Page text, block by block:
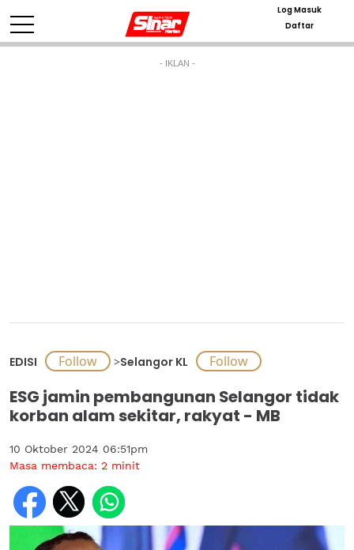
Log Masuk
Daftar
- IKLAN -
EDISI >Selangor KL
ESG jamin pembangunan Selangor tidak
korban alam sekitar, rakyat - MB
10 Oktober 2024 06:51pm
Masa membaca: 2 minit